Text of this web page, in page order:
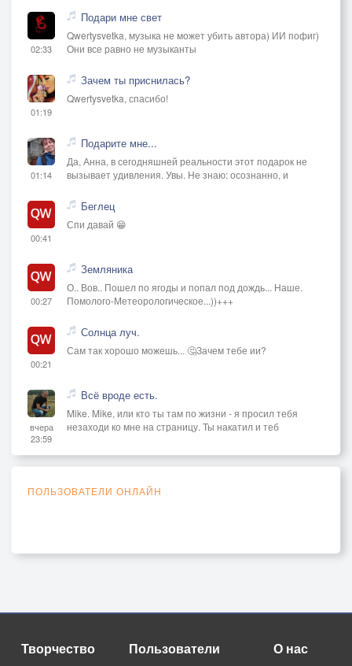
02:33
Подари мне свет
Qwertysvetka, музыка не может убить автора) ИИ пофиг)
Они все равно не музыканты
01:19
Зачем ты приснилась?
Qwertysvetka, спасибо!
01:14
Подарите мне...
Да, Анна, в сегодняшней реальности этот подарок не
вызывает удивления. Увы. Не знаю: осознанно, и
00:41
Беглец
Спи давай 😁
00:27
Земляника
О.. Вов.. Пошел по ягоды и попал под дождь... Наше.
Помолого-Метеорологическое...))+++
00:21
Солнца луч.
Сам так хорошо можешь... 🤔Зачем тебе ии?
вчера
23:59
Всё вроде есть.
Mike. Mike, или кто ты там по жизни - я просил тебя
незаходи ко мне на страницу. Ты накатил и теб
ПОЛЬЗОВАТЕЛИ ОНЛАЙН
Творчество Пользователи О нас